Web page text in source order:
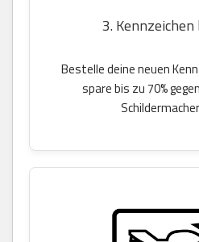
3.
Bestelle deine neuen
spare bis zu 70%